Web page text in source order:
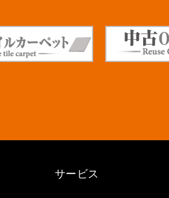
サービス